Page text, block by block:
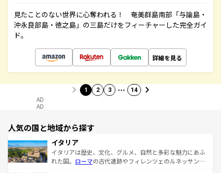
見たことのない世界に心奪われる！ 奄美群島南部「与論島・
沖永良部島・徳之島」の三島だけをフィーチャーした完全ガイ
ド。
詳細を見る
1 2 3 … 14
AD
AD
人気の国と地域から探す
イタリア
イタリアは歴史、文化、グルメ、自然と多彩な魅力にあふ
れた国。 ローマの古代遺跡やフィレンツェのルネッサンス